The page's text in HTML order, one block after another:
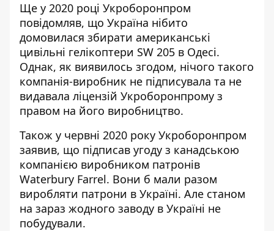
Ще у 2020 році Укроборонпром
повідомляв, що Україна нібито
домовилася збирати американські
цивільні гелікоптери SW 205 в Одесі.
Однак, як виявилось згодом, нічого такого
компанія-виробник не підписувала та не
видавала ліцензій Укроборонпрому з
правом на його виробництво.
Також у червні 2020 року Укроборонпром
заявив, що підписав угоду з канадською
компанією виробником патронів
Waterbury Farrel. Вони б мали разом
виробляти патрони в Україні. Але станом
на зараз жодного заводу в Україні не
побудували.